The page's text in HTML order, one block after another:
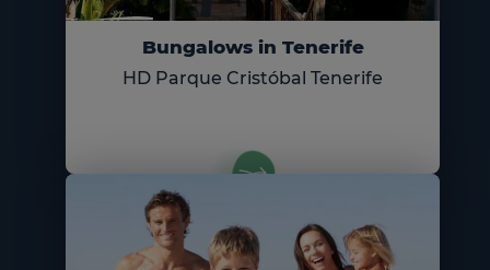
Bungalows in Tenerife
HD Parque Cristóbal Tenerife